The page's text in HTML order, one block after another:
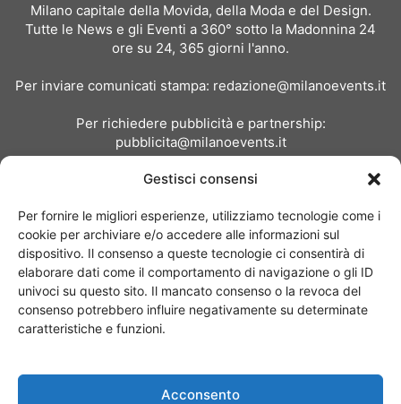
Gestisci consensi
Per fornire le migliori esperienze, utilizziamo tecnologie come i
cookie per archiviare e/o accedere alle informazioni sul
dispositivo. Il consenso a queste tecnologie ci consentirà di
elaborare dati come il comportamento di navigazione o gli ID
univoci su questo sito. Il mancato consenso o la revoca del
consenso potrebbero influire negativamente su determinate
caratteristiche e funzioni.
Acconsento
Milano capitale della Movida, della Moda e del Design.
Tutte le News e gli Eventi a 360° sotto la Madonnina 24
ore su 24, 365 giorni l'anno.
Per inviare comunicati stampa: redazione@milanoevents.it
Per richiedere pubblicità e partnership:
pubblicita@milanoevents.it
Chi siamo I Nostri Clienti